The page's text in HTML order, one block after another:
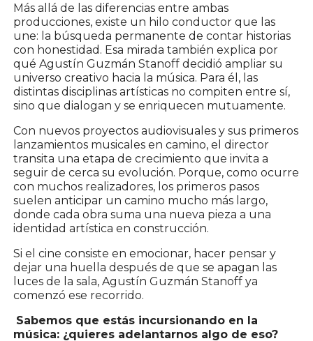
Más allá de las diferencias entre ambas
producciones, existe un hilo conductor que las
une: la búsqueda permanente de contar historias
con honestidad. Esa mirada también explica por
qué Agustín Guzmán Stanoff decidió ampliar su
universo creativo hacia la música. Para él, las
distintas disciplinas artísticas no compiten entre sí,
sino que dialogan y se enriquecen mutuamente.
Con nuevos proyectos audiovisuales y sus primeros
lanzamientos musicales en camino, el director
transita una etapa de crecimiento que invita a
seguir de cerca su evolución. Porque, como ocurre
con muchos realizadores, los primeros pasos
suelen anticipar un camino mucho más largo,
donde cada obra suma una nueva pieza a una
identidad artística en construcción.
Si el cine consiste en emocionar, hacer pensar y
dejar una huella después de que se apagan las
luces de la sala, Agustín Guzmán Stanoff ya
comenzó ese recorrido.
Sabemos que estás incursionando en la
música: ¿quieres adelantarnos algo de eso?